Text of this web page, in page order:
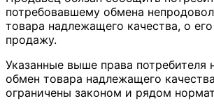
потребовавшему обмена
товара надлежащего качества, о
продажу.
Указанные выше права потребителя
обмен товара надлежащего
ограничены законом и рядом